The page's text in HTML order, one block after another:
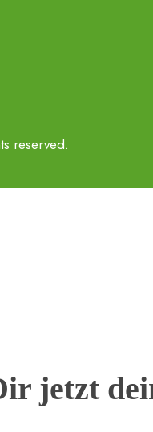
reserved.
jetzt